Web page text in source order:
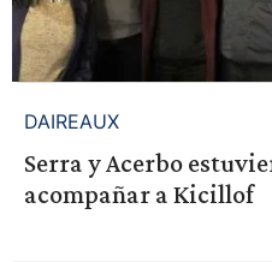
DAIREAUX
Serra y Acerbo
acompañar a Kicillof